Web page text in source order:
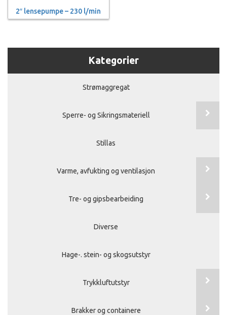
2″ lensepumpe – 230 l/min
Kategorier
Strømaggregat
Sperre- og Sikringsmateriell
Stillas
Varme, avfukting og ventilasjon
Tre- og gipsbearbeiding
Diverse
Hage-. stein- og skogsutstyr
Trykkluftutstyr
Brakker og containere